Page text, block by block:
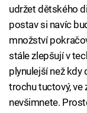
udržet dětského
postav si navíc
množství
stále zlepšují v
plynulejší než kdy
trochu tuctový, ve
nevšimnete.